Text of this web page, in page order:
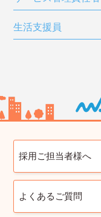
生活支援員
採用ご担当者様へ
よくあるご質問